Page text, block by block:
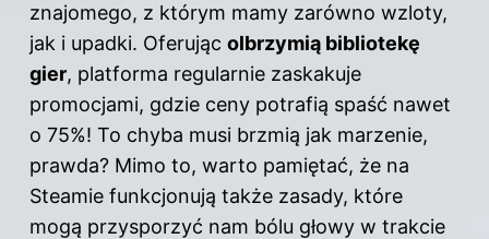
znajomego, z którym mamy zarówno wzloty,
jak i upadki. Oferując olbrzymią bibliotekę
gier, platforma regularnie zaskakuje
promocjami, gdzie ceny potrafią spaść nawet
o 75%! To chyba musi brzmią jak marzenie,
prawda? Mimo to, warto pamiętać, że na
Steamie funkcjonują także zasady, które
mogą przysporzyć nam bólu głowy w trakcie